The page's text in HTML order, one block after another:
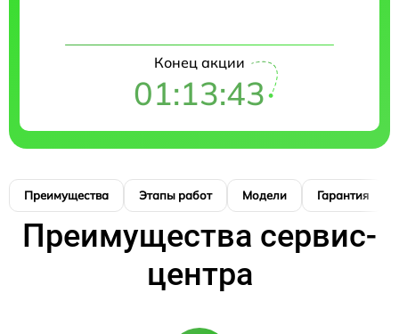
Конец акции
01:13:42
Преимущества Этапы работ Модели Гарантия
Преимущества сервис-
центра